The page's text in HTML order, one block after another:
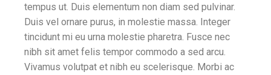
tempus ut. Duis elementum non diam sed pulvinar.
Duis vel ornare purus, in molestie massa. Integer
tincidunt mi eu urna molestie pharetra. Fusce nec
nibh sit amet felis tempor commodo a sed arcu.
Vivamus volutpat et nibh eu scelerisque. Morbi ac